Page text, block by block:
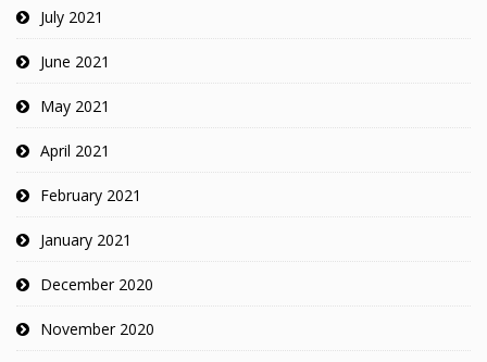
July 2021
June 2021
May 2021
April 2021
February 2021
January 2021
December 2020
November 2020